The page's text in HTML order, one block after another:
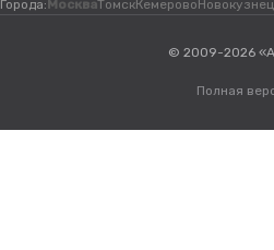
Города:МоскваТомскКемерово
© 2009-2026
Полная